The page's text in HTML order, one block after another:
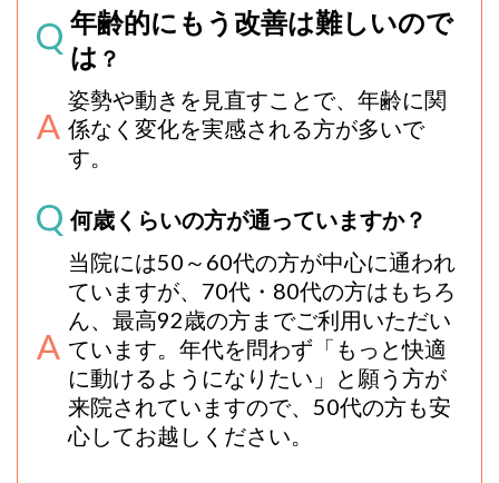
年齢的にもう改善は難しいので
は ？
姿勢や動きを見直すことで、年齢に関
係なく変化を実感される方が多いで
す。
何歳くらいの方が通っていますか？
当院には50～60代の方が中心に通われ
ていますが、70代・80代の方はもちろ
ん、最高92歳の方までご利用いただい
ています。年代を問わず「もっと快適
に動けるようになりたい」と願う方が
来院されていますので、50代の方も安
心してお越しください。